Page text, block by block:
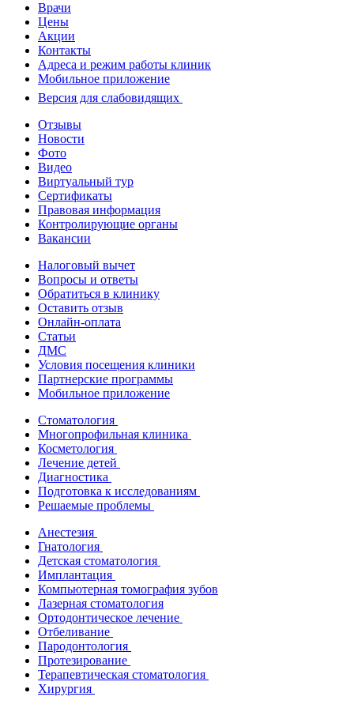
Врачи
Цены
Акции
Контакты
Адреса и режим работы клиник
Мобильное приложение
Версия для слабовидящих
Отзывы
Новости
Фото
Видео
Виртуальный тур
Сертификаты
Правовая информация
Контролирующие органы
Вакансии
Налоговый вычет
Вопросы и ответы
Обратиться в клинику
Оставить отзыв
Онлайн-оплата
Статьи
ДМС
Условия посещения клиники
Партнерские программы
Мобильное приложение
Стоматология
Многопрофильная клиника
Косметология
Лечение детей
Диагностика
Подготовка к исследованиям
Решаемые проблемы
Анестезия
Гнатология
Детская стоматология
Имплантация
Компьютерная томография зубов
Лазерная стоматология
Ортодонтическое лечение
Отбеливание
Пародонтология
Протезирование
Терапевтическая стоматология
Хирургия